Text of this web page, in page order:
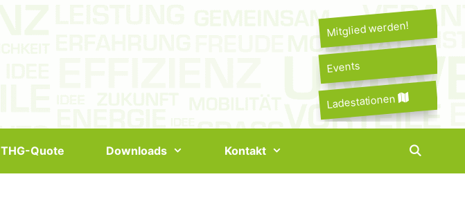
Mitglied werden!
Events
Ladestationen
THG-Quote Downloads Kontakt